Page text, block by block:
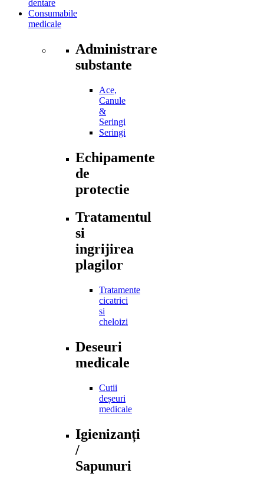
dentare
Consumabile
medicale
Administrare
substante
Ace,
Canule
&
Seringi
Seringi
Echipamente
de
protectie
Tratamentul
si
ingrijirea
plagilor
Tratamente
cicatrici
si
cheloizi
Deseuri
medicale
Cutii
deșeuri
medicale
Igienizanți
/
Sapunuri